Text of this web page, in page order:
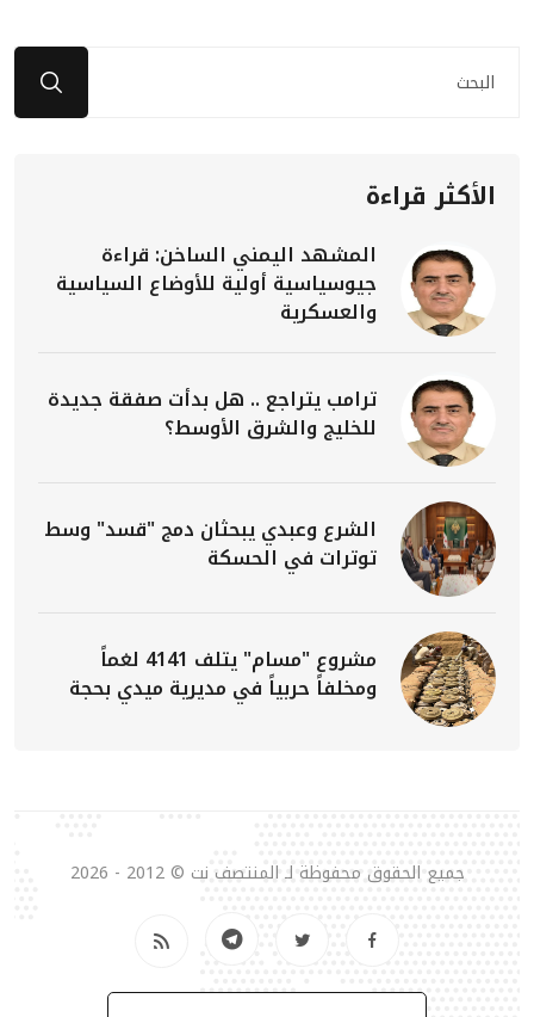
الأكثر قراءة
المشهد اليمني الساخن: قراءة
جيوسياسية أولية للأوضاع السياسية
والعسكرية
ترامب يتراجع .. هل بدأت صفقة جديدة
للخليج والشرق الأوسط؟
الشرع وعبدي يبحثان دمج "قسد" وسط
توترات في الحسكة
مشروع "مسام" يتلف 4141 لغماً
ومخلفاً حربياً في مديرية ميدي بحجة
جميع الحقوق محفوظة لـ المنتصف نت © 2012 - 2026